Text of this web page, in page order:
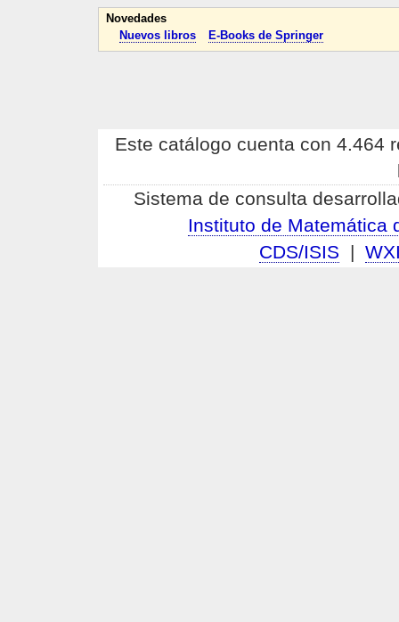
Novedades
Nuevos libros
E-Books de Springer
Este catálogo cuenta con 4.464
Sistema de consulta
Instituto de Matemática
CDS/ISIS |